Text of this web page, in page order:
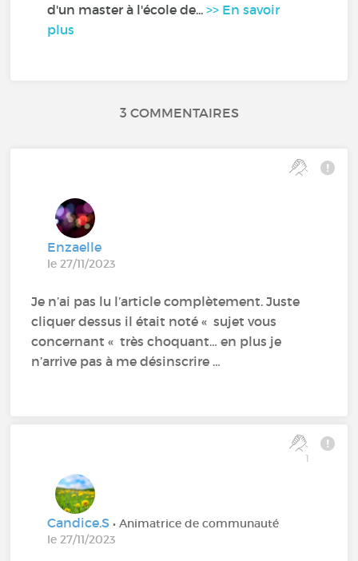
d'un master à l'école de...>> En savoir
plus
3 COMMENTAIRES
Enzaelle
le 27/11/2023
Je n’ai pas lu l’article complètement. Juste
cliquer dessus il était noté « sujet vous
concernant « très choquant… en plus je
n’arrive pas à me désinscrire …
1
Candice.S• Animatrice de communauté
le 27/11/2023